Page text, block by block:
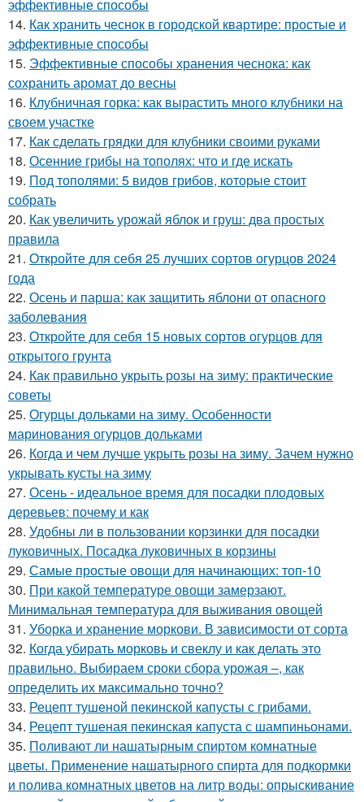
эффективные способы
14. Как хранить чеснок в городской квартире: простые и
эффективные способы
15. Эффективные способы хранения чеснока: как
сохранить аромат до весны
16. Клубничная горка: как вырастить много клубники на
своем участке
17. Как сделать грядки для клубники своими руками
18. Осенние грибы на тополях: что и где искать
19. Под тополями: 5 видов грибов, которые стоит
собрать
20. Как увеличить урожай яблок и груш: два простых
правила
21. Откройте для себя 25 лучших сортов огурцов 2024
года
22. Осень и парша: как защитить яблони от опасного
заболевания
23. Откройте для себя 15 новых сортов огурцов для
открытого грунта
24. Как правильно укрыть розы на зиму: практические
советы
25. Огурцы дольками на зиму. Особенности
маринования огурцов дольками
26. Когда и чем лучше укрыть розы на зиму. Зачем нужно
укрывать кусты на зиму
27. Осень - идеальное время для посадки плодовых
деревьев: почему и как
28. Удобны ли в пользовании корзинки для посадки
луковичных. Посадка луковичных в корзины
29. Самые простые овощи для начинающих: топ-10
30. При какой температуре овощи замерзают.
Минимальная температура для выживания овощей
31. Уборка и хранение моркови. В зависимости от сорта
32. Когда убирать морковь и свеклу и как делать это
правильно. Выбираем сроки сбора урожая –, как
определить их максимально точно?
33. Рецепт тушеной пекинской капусты с грибами.
34. Рецепт тушеная пекинская капуста с шампиньонами.
35. Поливают ли нашатырным спиртом комнатные
цветы. Применение нашатырного спирта для подкормки
и полива комнатных цветов на литр воды: опрыскивание